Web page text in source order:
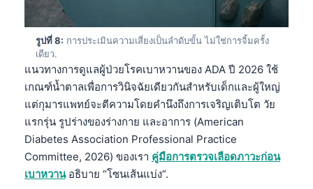
รูปที่ 8: การประเมินความเสี่ยงเป็นลำดับขั้น ไม่ใช่การจิ้มครั้ง
เดียว.
แนวทางการดูแลผู้ป่วยโรคเบาหวานของ ADA ปี 2026 ใช้
เกณฑ์น้ำตาลเพื่อการวินิจฉัยเดียวกันสำหรับเด็กและผู้ใหญ่
แต่กุมารแพทย์จะตีความโดยคำนึงถึงการเจริญเติบโต วัย
แรกรุ่น รูปร่างของร่างกาย และอาการ (American
Diabetes Association Professional Practice
Committee, 2026) ของเรา คู่มือการตรวจเลือดภาวะก่อน
เบาหวานอธิบาย “โซนเส้นแบ่ง”.
한국어
Slovenščina
Magyar
Shqip
বাংলা
اردو
मराठी
తెలుగు